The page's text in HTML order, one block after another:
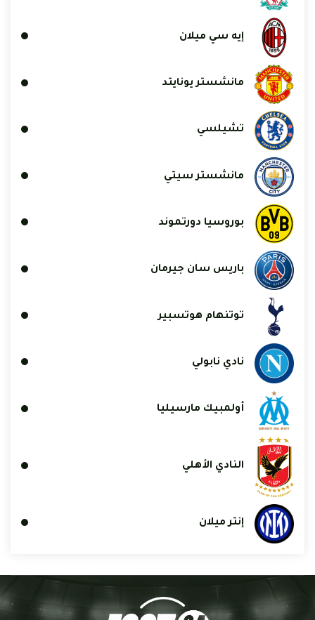
إيه سي ميلان
مانشستر يونايتد
تشيلسي
مانشستر سيتي
بوروسيا دورتموند
باريس سان جيرمان
توتنهام هوتسبير
نادي نابولي
أولمبيك مارسيليا
النادي الأهلي
إنتر ميلان